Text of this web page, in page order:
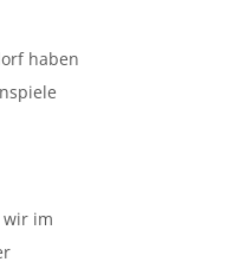
haben
wir im